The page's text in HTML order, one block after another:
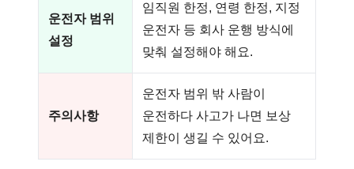
운전자 범위
설정
임직원 한정, 연령 한정, 지정
운전자 등 회사 운행 방식에
맞춰 설정해야 해요.
주의사항
운전자 범위 밖 사람이
운전하다 사고가 나면 보상
제한이 생길 수 있어요.